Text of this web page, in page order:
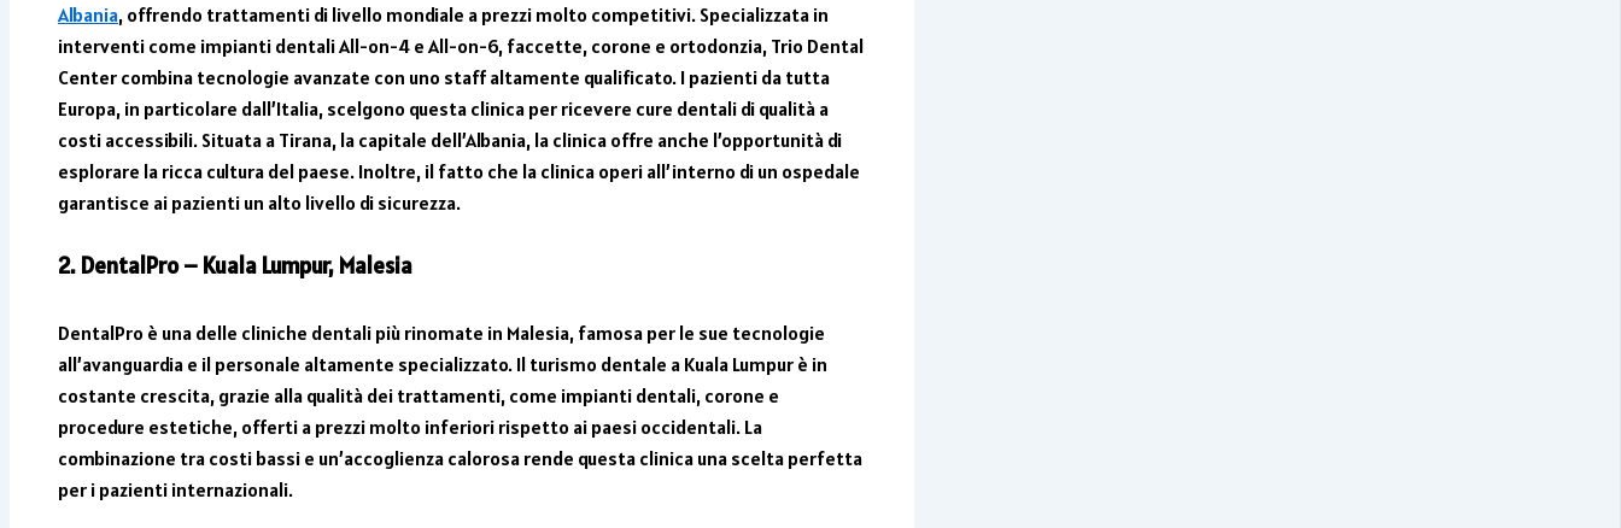
Albania, offrendo trattamenti di livello mondiale a prezzi molto competitivi. Specializzata in
interventi come impianti dentali All-on-4 e All-on-6, faccette, corone e ortodonzia, Trio Dental
Center combina tecnologie avanzate con uno staff altamente qualificato. I pazienti da tutta
Europa, in particolare dall’Italia, scelgono questa clinica per ricevere cure dentali di qualità a
costi accessibili. Situata a Tirana, la capitale dell’Albania, la clinica offre anche l’opportunità di
esplorare la ricca cultura del paese. Inoltre, il fatto che la clinica operi all’interno di un ospedale
garantisce ai pazienti un alto livello di sicurezza.
2. DentalPro – Kuala Lumpur, Malesia
DentalPro è una delle cliniche dentali più rinomate in Malesia, famosa per le sue tecnologie
all’avanguardia e il personale altamente specializzato. Il turismo dentale a Kuala Lumpur è in
costante crescita, grazie alla qualità dei trattamenti, come impianti dentali, corone e
procedure estetiche, offerti a prezzi molto inferiori rispetto ai paesi occidentali. La
combinazione tra costi bassi e un’accoglienza calorosa rende questa clinica una scelta perfetta
per i pazienti internazionali.